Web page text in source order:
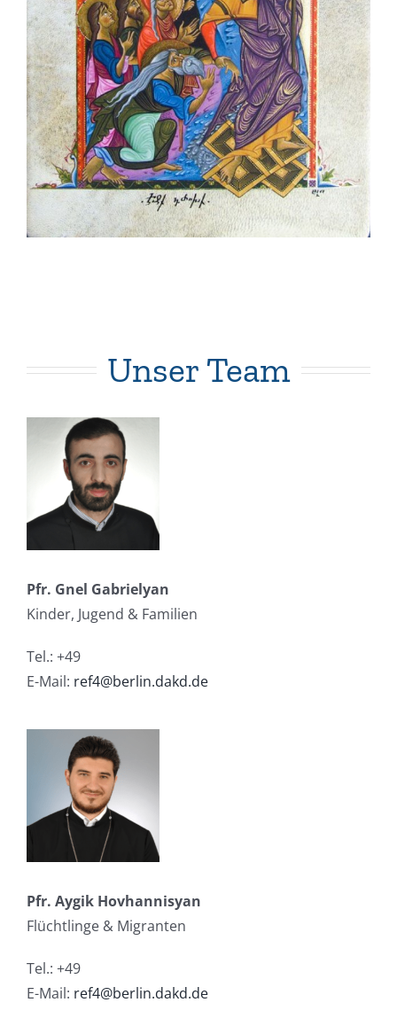
Unser Team
Pfr. Gnel Gabrielyan
Kinder, Jugend & Familien
Tel.: +49
E-Mail: ref4@berlin.dakd.de
Pfr. Aygik Hovhannisyan
Flüchtlinge & Migranten
Tel.: +49
E-Mail: ref4@berlin.dakd.de